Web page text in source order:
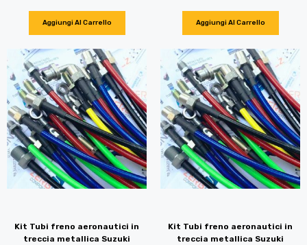
Aggiungi Al Carrello Aggiungi Al Carrello
Kit Tubi freno aeronautici in
treccia metallica Suzuki
Kit Tubi freno aeronautici in
treccia metallica Suzuki